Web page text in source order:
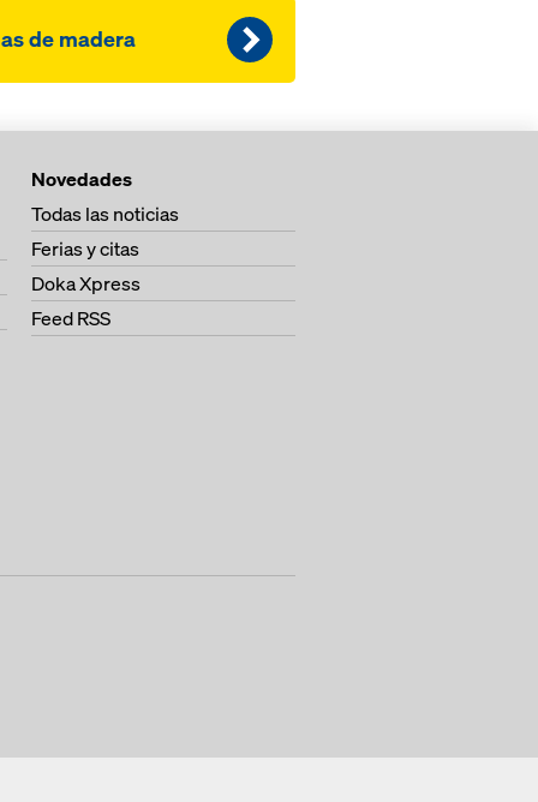
de madera
Novedades
Todas las noticias
Ferias y citas
Doka Xpress
Feed RSS